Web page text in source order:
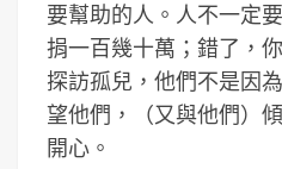
要幫助的人。人不一定
捐一百幾十萬；錯了，
探訪孤兒，他們不是因
望他們，（又與他們）
開心。